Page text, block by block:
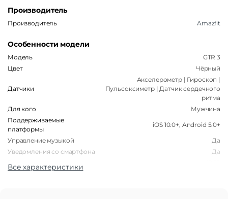
Производитель
Производитель Amazfit
Особенности модели
Модель
GTR 3
Цвет
Чёрный
Датчики
Акселерометр | Гироскоп |
Пульсоксиметр | Датчик сердечного
ритма
Для кого
Мужчина
Поддерживаемые
платформы
iOS 10.0+, Android 5.0+
Управление музыкой
Да
Уведомления со смартфона
Да
Все характеристики